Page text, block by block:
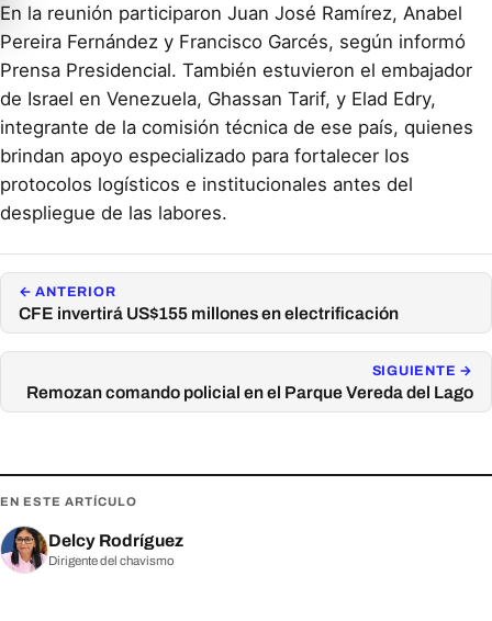
En la reunión participaron Juan José Ramírez, Anabel
Pereira Fernández y Francisco Garcés, según informó
Prensa Presidencial. También estuvieron el embajador
de Israel en Venezuela, Ghassan Tarif, y Elad Edry,
integrante de la comisión técnica de ese país, quienes
brindan apoyo especializado para fortalecer los
protocolos logísticos e institucionales antes del
despliegue de las labores.
← ANTERIOR
CFE invertirá US$155 millones en electrificación
SIGUIENTE →
Remozan comando policial en el Parque Vereda del Lago
EN ESTE ARTÍCULO
Delcy Rodríguez
Dirigente del chavismo